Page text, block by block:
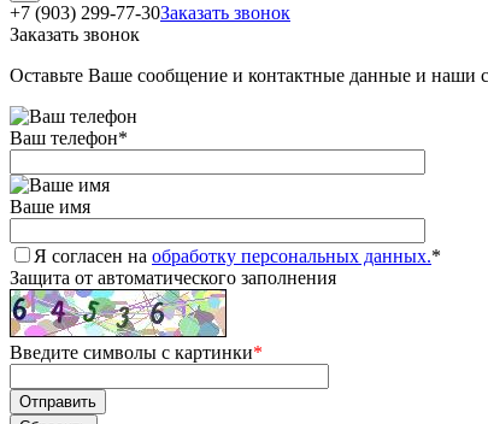
+7 (903) 299-77-30Заказать звонок
Заказать звонок
Оставьте Ваше сообщение и контактные данные и наши
Ваш телефон*
Ваше имя
Я согласен на обработку персональных данных.*
Защита от автоматического заполнения
Введите символы с картинки*